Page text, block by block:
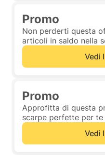
Promo
Non perderti questa
articoli in saldo nella
Vedi
Promo
Approfitta di questa
scarpe perfette per te
Vedi